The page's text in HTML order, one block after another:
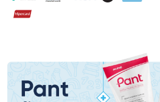
Hipercard
Promoção em